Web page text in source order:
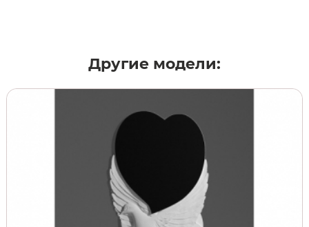
Другие модели: